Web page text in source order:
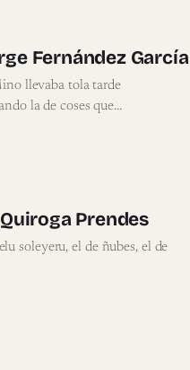
Fernández García
llevaba tola tarde
la de coses que…
Prendes
soleyeru, el de ñubes, el de